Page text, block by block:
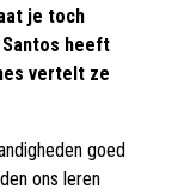
je toch
heeft
vertelt ze
goed
ons leren